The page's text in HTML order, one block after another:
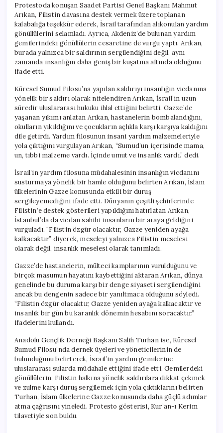
Protestoda konuşan Saadet Partisi Genel Başkanı Mahmut
Arıkan, Filistin davasına destek vermek üzere toplanan
kalabalığa teşekkür ederek, İsrail tarafından alıkonulan yardım
gönüllülerini selamladı. Ayrıca, Akdeniz’de bulunan yardım
gemilerindeki gönüllülerin cesaretine de vurgu yaptı. Arıkan,
burada yalnızca bir saldırının sergilendiğini değil, aynı
zamanda insanlığın daha geniş bir kuşatma altında olduğunu
ifade etti.
Küresel Sumud Filosu’na yapılan saldırıyı insanlığın vicdanına
yönelik bir saldırı olarak nitelendiren Arıkan, İsrail’in uzun
süredir uluslararası hukuku ihlal ettiğini belirtti. Gazze’de
yaşanan yıkımı anlatan Arıkan, hastanelerin bombalandığını,
okulların yıkıldığını ve çocukların açlıkla karşı karşıya kaldığını
dile getirdi. Yardım filosunun insani yardım malzemeleriyle
yola çıktığını vurgulayan Arıkan, “Sumud’un içerisinde mama,
un, tıbbi malzeme vardı. İçinde umut ve insanlık vardı.” dedi.
İsrail’in yardım filosuna müdahalesinin insanlığın vicdanını
susturmaya yönelik bir hamle olduğunu belirten Arıkan, İslam
ülkelerinin Gazze konusunda etkili bir duruş
sergileyemediğini ifade etti. Dünyanın çeşitli şehirlerinde
Filistin’e destek gösterileri yapıldığını hatırlatan Arıkan,
İstanbul’da da vicdan sahibi insanların bir araya geldiğini
vurguladı. “Filistin özgür olacaktır, Gazze yeniden ayağa
kalkacaktır” diyerek, meseleyi yalnızca Filistin meselesi
olarak değil, insanlık meselesi olarak tanımladı.
Gazze’de hastanelerin, mülteci kamplarının vurulduğunu ve
birçok masumun hayatını kaybettiğini aktaran Arıkan, dünya
genelinde bu duruma karşı bir denge siyaseti sergilendiğini
ancak bu dengenin sadece bir yanıltmaca olduğunu söyledi.
“Filistin özgür olacaktır, Gazze yeniden ayağa kalkacaktır ve
insanlık bir gün bu karanlık dönemin hesabını soracaktır.”
ifadelerini kullandı.
Anadolu Gençlik Derneği Başkanı Salih Turhan ise, Küresel
Sumud Filosu’nda dernek üyeleri ve yöneticilerinin de
bulunduğunu belirterek, İsrail’in yardım gemilerine
uluslararası sularda müdahale ettiğini ifade etti. Gemilerdeki
gönüllülerin, Filistin halkına yönelik saldırılara dikkat çekmek
ve zulme karşı duruş sergilemek için yola çıktıklarını belirten
Turhan, İslam ülkelerine Gazze konusunda daha güçlü adımlar
atma çağrısını yineledi. Protesto gösterisi, Kur’an-ı Kerim
tilavetiyle son buldu.